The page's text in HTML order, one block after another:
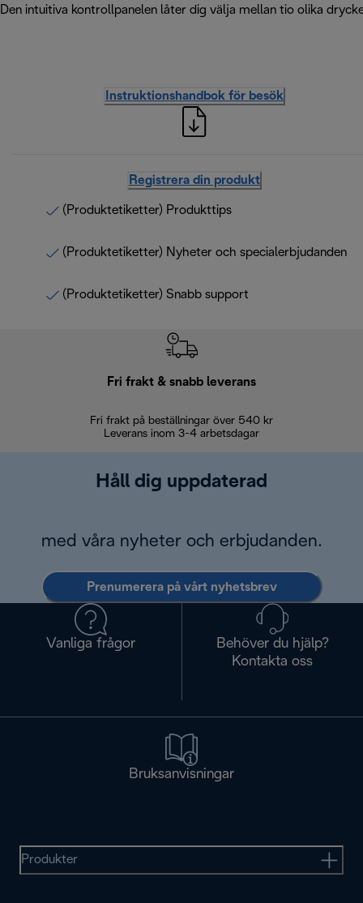
Den intuitiva kontrollpanelen låter dig välja mellan tio olika
Instruktionshandbok för besök
Registrera din produkt
(Produktetiketter) Produkttips
(Produktetiketter) Nyheter och specialerbjudanden
(Produktetiketter) Snabb support
Fri frakt & snabb leverans
Fri frakt på beställningar över 540 kr
Leverans inom 3-4 arbetsdagar
Håll dig uppdaterad
med våra nyheter och erbjudanden.
Prenumerera på vårt nyhetsbrev
Vanliga frågor
Behöver du hjälp?
Kontakta oss
Bruksanvisningar
Produkter